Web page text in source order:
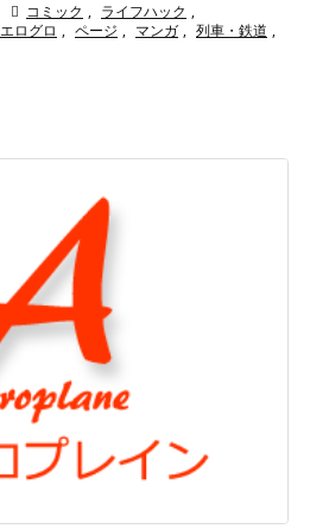
 コミック ライフハック
エログロ ページ マンガ 列車・鉄道